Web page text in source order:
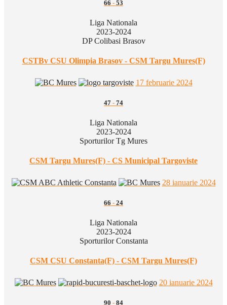
66 - 53
Liga Nationala
2023-2024
DP Colibasi Brasov
CSTBv CSU Olimpia Brasov - CSM Targu Mures(F)
17 februarie 2024
47 - 74
Liga Nationala
2023-2024
Sporturilor Tg Mures
CSM Targu Mures(F) - CS Municipal Targoviste
28 ianuarie 2024
66 - 24
Liga Nationala
2023-2024
Sporturilor Constanta
CSM CSU Constanta(F) - CSM Targu Mures(F)
20 ianuarie 2024
90 - 84